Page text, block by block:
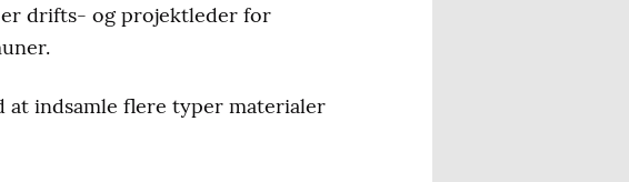
drifts- og projektleder for
at indsamle flere typer materialer